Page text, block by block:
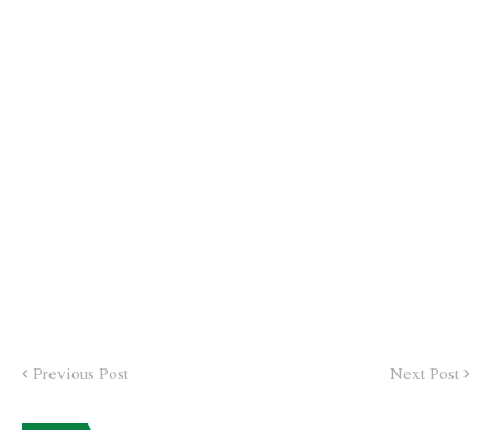
Previous Post Next Post